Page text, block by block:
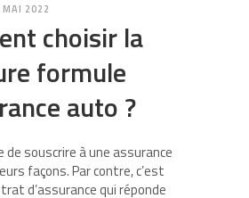
MAI 2022
choisir la
formule
auto ?
de souscrire à une assurance
façons. Par contre, c’est
d’assurance qui réponde